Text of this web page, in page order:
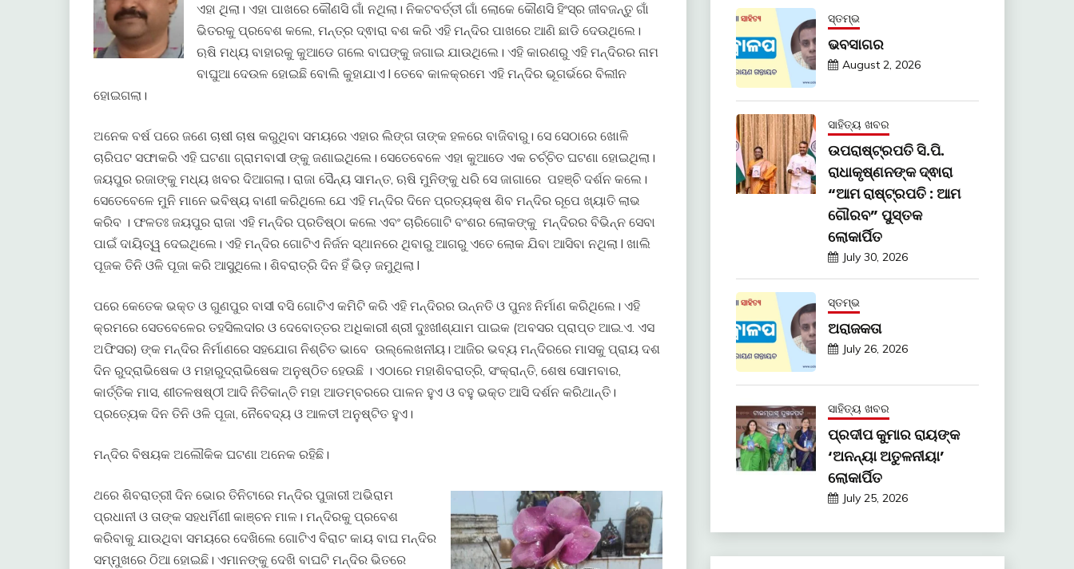
ଏହା ଥିଲା। ଏହା ପାଖରେ କୌଣସି ଗାଁ ନଥିଲା। ନିକଟବର୍ତ୍ତୀ ଗାଁ ଲୋକେ କୌଣସି ହିଂସ୍ର ଜୀବଜନ୍ତୁ ଗାଁ
ଭିତରକୁ ପ୍ରବେଶ କଲେ, ମନ୍ତ୍ର ଦ୍ଵାରା ବଶ କରି ଏହି ମନ୍ଦିର ପାଖରେ ଆଣି ଛାଡି ଦେଉଥିଲେ।
ଋଷି ମଧ୍ୟ ବାହାରକୁ କୁଆଡେ ଗଲେ ବାଘଙ୍କୁ ଜଗାଇ ଯାଉଥିଲେ। ଏହି କାରଣରୁ ଏହି ମନ୍ଦିରର ନାମ
ବାଘୁଆ ଦେଉଳ ହୋଇଛି ବୋଲି କୁହାଯାଏ l ତେବେ କାଳକ୍ରମେ ଏହି ମନ୍ଦିର ଭୂଗର୍ଭରେ ବିଲୀନ
ହୋଇଗଲା।
ଅନେକ ବର୍ଷ ପରେ ଜଣେ ଚାଷୀ ଚାଷ କରୁଥିବା ସମୟରେ ଏହାର ଲିଙ୍ଗ ତାଙ୍କ ହଳରେ ବାଜିବାରୁ। ସେ ସେଠାରେ ଖୋଳି
ଚାରିପଟ ସଫାକରି ଏହି ଘଟଣା ଗ୍ରାମବାସୀ ଙ୍କୁ ଜଣାଇଥିଲେ। ସେତେବେଳେ ଏହା କୁଆଡେ ଏକ ଚର୍ଚ୍ଚିତ ଘଟଣା ହୋଇଥିଲା।
ଜୟପୁର ରଜାଙ୍କୁ ମଧ୍ୟ ଖବର ଦିଆଗଲା। ରାଜା ସୈନ୍ୟ ସାମନ୍ତ, ଋଷି ମୁନିଙ୍କୁ ଧରି ସେ ଜାଗାରେ ପହଞ୍ଚି ଦର୍ଶନ କଲେ।
ସେତେବେଳେ ମୁନି ମାନେ ଭବିଷ୍ୟ ବାଣୀ କରିଥିଲେ ଯେ ଏହି ମନ୍ଦିର ଦିନେ ପ୍ରତ୍ୟକ୍ଷ ଶିବ ମନ୍ଦିର ରୂପେ ଖ୍ୟାତି ଲାଭ
କରିବ । ଫଳତଃ ଜୟପୁର ରାଜା ଏହି ମନ୍ଦିର ପ୍ରତିଷ୍ଠା କଲେ ଏବଂ ଚାରିଗୋଟି ବଂଶର ଲୋକଙ୍କୁ ମନ୍ଦିରର ବିଭିନ୍ନ ସେବା
ପାଇଁ ଦାୟିତ୍ୱ ଦେଇଥିଲେ। ଏହି ମନ୍ଦିର ଗୋଟିଏ ନିର୍ଜନ ସ୍ଥାନରେ ଥିବାରୁ ଆଗରୁ ଏତେ ଲୋକ ଯିବା ଆସିବା ନଥିଲା l ଖାଲି
ପୂଜକ ତିନି ଓଳି ପୂଜା କରି ଆସୁଥିଲେ। ଶିବରାତ୍ରି ଦିନ ହିଁ ଭିଡ଼ ଜମୁଥିଲା l
ପରେ କେତେକ ଭକ୍ତ ଓ ଗୁଣପୁର ବାସୀ ବସି ଗୋଟିଏ କମିଟି କରି ଏହି ମନ୍ଦିରର ଉନ୍ନତି ଓ ପୁନଃ ନିର୍ମାଣ କରିଥିଲେ। ଏହି
କ୍ରମରେ ସେତବେଳେର ତହସିଲଦlର ଓ ଦେବୋତ୍ତର ଅଧିକାରୀ ଶ୍ରୀ ଦୁଃଖୀଶ୍ଯାମ ପାଇକ (ଅବସର ପ୍ରାପ୍ତ ଆଇ.ଏ. ଏସ
ଅଫିସର) ଙ୍କ ମନ୍ଦିର ନିର୍ମାଣରେ ସହଯୋଗ ନିଶ୍ଚିତ ଭାବେ ଉଲ୍ଲେଖନୀୟ। ଆଜିର ଭବ୍ୟ ମନ୍ଦିରରେ ମାସକୁ ପ୍ରାୟ ଦଶ
ଦିନ ରୁଦ୍ରାଭିଷେକ ଓ ମହାରୁଦ୍ରାଭିଷେକ ଅନୁଷ୍ଠିତ ହେଉଛି । ଏଠାରେ ମହାଶିବରାତ୍ରି, ସଂକ୍ରାନ୍ତି, ଶେଷ ସୋମବାର,
କାର୍ତ୍ତିକ ମାସ, ଶୀତଳଷଷ୍ଠୀ ଆଦି ନିତିକାନ୍ତି ମହା ଆଡମ୍ବରରେ ପାଳନ ହୁଏ ଓ ବହୁ ଭକ୍ତ ଆସି ଦର୍ଶନ କରିଥାନ୍ତି।
ପ୍ରତ୍ୟେକ ଦିନ ତିନି ଓଳି ପୂଜା, ନୈବେଦ୍ୟ ଓ ଆଳତୀ ଅନୁଷ୍ଟିତ ହୁଏ।
ମନ୍ଦିର ବିଷୟକ ଅଲୌକିକ ଘଟଣା ଅନେକ ରହିଛି।
ଥରେ ଶିବରାତ୍ରୀ ଦିନ ଭୋର ତିନିଟାରେ ମନ୍ଦିର ପୁଜାରୀ ଅଭିରାମ
ପ୍ରଧାନୀ ଓ ତାଙ୍କ ସହଧର୍ମିଣୀ କାଞ୍ଚନ ମାଳ। ମନ୍ଦିରକୁ ପ୍ରବେଶ
କରିବାକୁ ଯାଉଥିବା ସମୟରେ ଦେଖିଲେ ଗୋଟିଏ ବିରାଟ କାୟ ବାଘ ମନ୍ଦିର
ସମ୍ମୁଖରେ ଠିଆ ହୋଇଛି। ଏମାନଙ୍କୁ ଦେଖି ବାଘଟି ମନ୍ଦିର ଭିତରେ
ସ୍ତମ୍ଭ
ଭବସାଗର
August 2, 2026
ସାହିତ୍ୟ ଖବର
ଉପରାଷ୍ଟ୍ରପତି ସି.ପି.
ରାଧାକୃଷ୍ଣନଙ୍କ ଦ୍ଵାରା
“ଆମ ରାଷ୍ଟ୍ରପତି : ଆମ
ଗୌରବ” ପୁସ୍ତକ
ଲୋକାର୍ପିତ
July 30, 2026
ସ୍ତମ୍ଭ
ଅରାଜକତା
July 26, 2026
ସାହିତ୍ୟ ଖବର
ପ୍ରଦୀପ କୁମାର ରାୟଙ୍କ
‘ଅନନ୍ୟା ଅତୁଳନୀୟା’
ଲୋକାର୍ପିତ
July 25, 2026